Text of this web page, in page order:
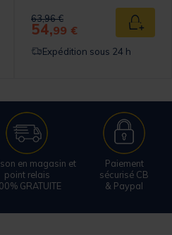
au panier
Price reduced from
63,96 €to
54,99 €
Expédition sous 24 h
en magasin et
point relais
GRATUITE
Paiement
sécurisé CB
& Paypal